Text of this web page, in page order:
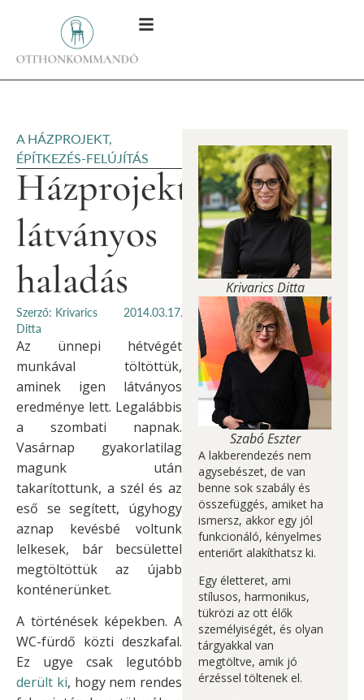
A HÁZPROJEKT,
ÉPÍTKEZÉS-FELÚJÍTÁS
Házprojekt:
látványos
haladás
Szerző: Krivarics
Ditta
2014.03.17.
Az ünnepi hétvégét
munkával töltöttük,
aminek igen látványos
eredménye lett. Legalábbis
a szombati napnak.
Vasárnap gyakorlatilag
magunk után
takarítottunk, a szél és az
eső se segített, úgyhogy
aznap kevésbé voltunk
lelkesek, bár becsülettel
megtöltöttük az újabb
konténerünket.
A történések képekben. A
WC-fürdő közti deszkafal.
Ez ugye csak legutóbb
derült ki, hogy nem rendes
Krivarics Ditta
Szabó Eszter
A lakberendezés nem
agysebészet, de van
benne sok szabály és
összefüggés, amiket ha
ismersz, akkor egy jól
funkcionáló, kényelmes
enteriőrt alakíthatsz ki.
Egy életteret, ami
stílusos, harmonikus,
tükrözi az ott élők
személyiségét, és olyan
tárgyakkal van
megtöltve, amik jó
érzéssel töltenek el.